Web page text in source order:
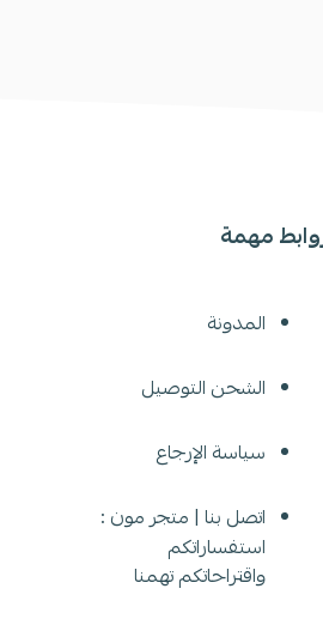
مهمة
المدونة
الشحن التوصيل
سياسة الإرجاع
اتصل بنا | متجر مون :
استفساراتكم
واقتراحاتكم تهمنا